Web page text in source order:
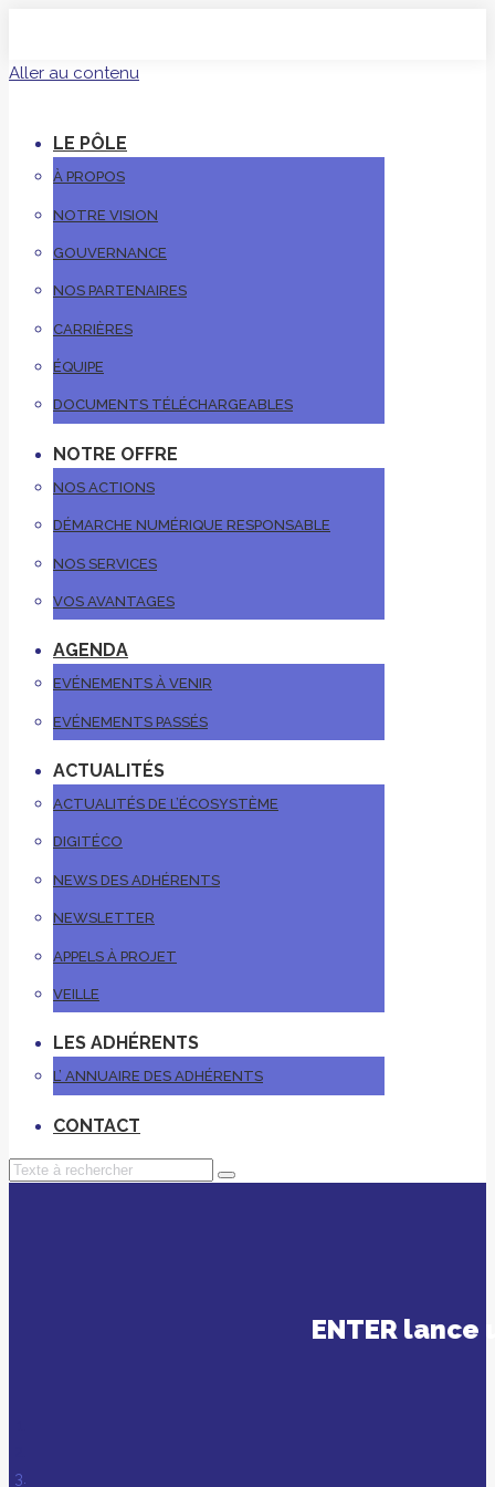
Aller au contenu
LE PÔLE
À PROPOS
NOTRE VISION
GOUVERNANCE
NOS PARTENAIRES
CARRIÈRES
ÉQUIPE
DOCUMENTS TÉLÉCHARGEABLES
NOTRE OFFRE
NOS ACTIONS
DÉMARCHE NUMÉRIQUE RESPONSABLE
NOS SERVICES
VOS AVANTAGES
AGENDA
EVÉNEMENTS À VENIR
EVÉNEMENTS PASSÉS
ACTUALITÉS
ACTUALITÉS DE L’ÉCOSYSTÈME
DIGITÉCO
NEWS DES ADHÉRENTS
NEWSLETTER
APPELS À PROJET
VEILLE
LES ADHÉRENTS
L’ ANNUAIRE DES ADHÉRENTS
CONTACT
ENTER